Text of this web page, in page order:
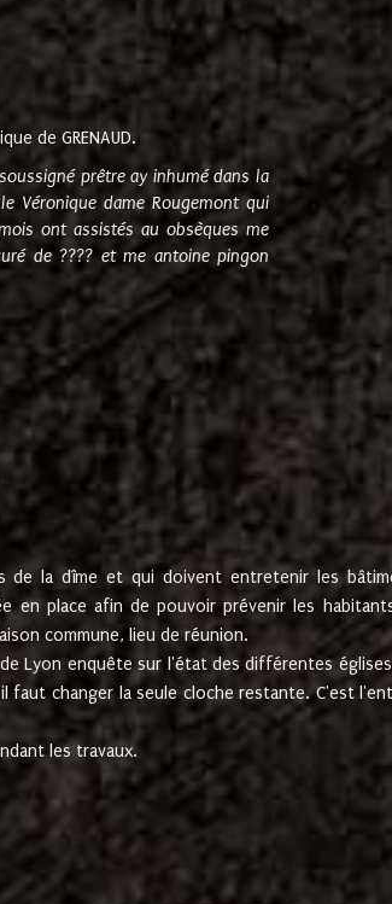
de GRENAUD.
prêtre ay inhumé dans la
Véronique dame Rougemont qui
ont assistés au obsèques me
de ???? et me antoine pingon
de la dîme et qui doivent entretenir les
en place afin de pouvoir prévenir les
commune, lieu de réunion.
Lyon enquête sur l'état des différentes
changer la seule cloche restante. C'est
les travaux.